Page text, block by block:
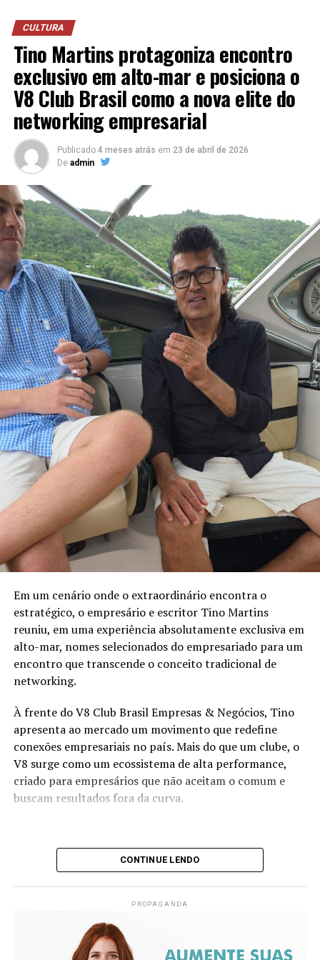
contribuíram, inclusive, para a conquista da certificação
ISO 14001, norma internacional de gestão ambiental
conquistada pela empresa desde 2023.
Entre os principais resultados da concessionária está a
redução de 16% na captação de água de poço na loja de
São José dos Pinhais (PR) após a implantação de um
sistema de reuso na oficina. A iniciativa utiliza uma
estação própria de tratamento de efluentes para tratar
a água utilizada nos processos operacionais e reutilizá-la
na lavagem de veículos, reduzindo o consumo de
recursos naturais.
“Quando falamos em sustentabilidade, precisamos falar
sobre ações práticas e resultados concretos. O reuso da
água mostra que é possível unir eficiência operacional,
preservação ambiental e responsabilidade com as
comunidades onde estamos inseridos. Nosso cuidado
também envolve os uniformes das oficinas, desde
com tratamento específico para resíduos da atividade
mecânica”, destaca Anderson Acassio Martins,
coordenador Administrativo da Savana.
CULTURA
Tino Martins protagoniza encontro
exclusivo em alto-mar e posiciona o
V8 Club Brasil como a nova elite do
networking empresarial
Publicado 4 meses atrás em 23 de abril de 2026
De admin
Em um cenário onde o extraordinário encontra o
estratégico, o empresário e escritor Tino Martins
reuniu, em uma experiência absolutamente exclusiva em
alto-mar, nomes selecionados do empresariado para um
encontro que transcende o conceito tradicional de
networking.
À frente do V8 Club Brasil Empresas & Negócios, Tino
apresenta ao mercado um movimento que redefine
conexões empresariais no país. Mais do que um clube, o
V8 surge como um ecossistema de alta performance,
criado para empresários que não aceitam o comum e
buscam resultados fora da curva.
CONTINUE LENDO
PROPAGANDA